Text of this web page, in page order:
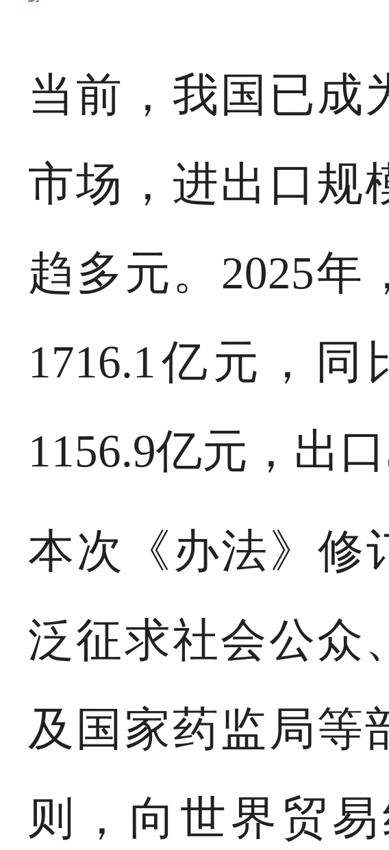
当前，我国已成
市场，进出口规
趋多元。2025
1716.1亿元，同
1156.9亿元，出口
本次《办法》修
泛征求社会公众
及国家药监局等
则，向世界贸